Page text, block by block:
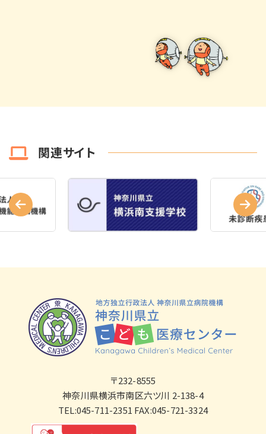
関連サイト
〒232-8555
神奈川県横浜市南区六ツ川 2-138-4
TEL:045-711-2351 FAX:045-721-3324